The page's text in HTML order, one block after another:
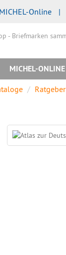
MICHEL-Online |
MICHEL-ONLINE
Ratgeber